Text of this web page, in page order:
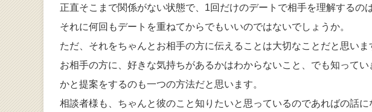
正直そこまで関係がない状態で、1回だけのデートで相手を理解するの
それに何回もデートを重ねてからでもいいのではないでしょうか。
ただ、それをちゃんとお相手の方に伝えることは大切なことだと思いま
お相手の方に、好きな気持ちがあるかはわからないこと、でも知って
かと提案をするのも一つの方法だと思います。
相談者様も、ちゃんと彼のこと知りたいと思っているのであればの話に